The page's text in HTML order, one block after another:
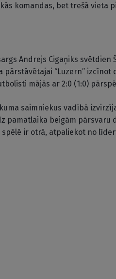
komandas, bet trešā vieta
Andrejs Cigaņiks svētdien
pārstāvētajai “Luzern” izcīnot
mājās ar 2:0 (1:0)
saimniekus vadībā
pamatlaika beigām pārsvaru
spēlē ir otrā, atpaliekot no